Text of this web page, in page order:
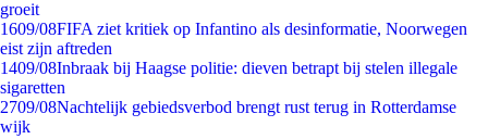
groeit
1609/08FIFA ziet kritiek op Infantino als desinformatie, Noorwegen
eist zijn aftreden
1409/08Inbraak bij Haagse politie: dieven betrapt bij stelen illegale
sigaretten
2709/08Nachtelijk gebiedsverbod brengt rust terug in Rotterdamse
wijk